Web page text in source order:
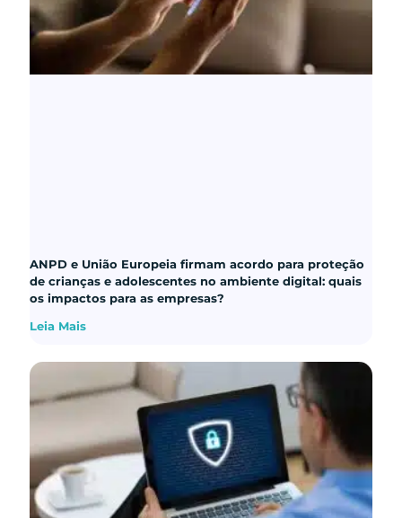
ANPD e União Europeia firmam acordo para proteção
de crianças e adolescentes no ambiente digital: quais
os impactos para as empresas?
Leia Mais